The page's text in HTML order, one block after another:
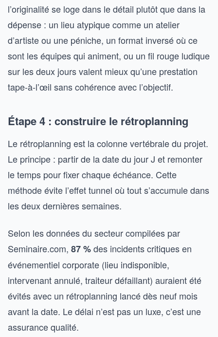
l’originalité se loge dans le détail plutôt que dans la
dépense : un lieu atypique comme un atelier
d’artiste ou une péniche, un format inversé où ce
sont les équipes qui animent, ou un fil rouge ludique
sur les deux jours valent mieux qu’une prestation
tape-à-l’œil sans cohérence avec l’objectif.
Étape 4 : construire le rétroplanning
Le rétroplanning est la colonne vertébrale du projet.
Le principe : partir de la date du jour J et remonter
le temps pour fixer chaque échéance. Cette
méthode évite l’effet tunnel où tout s’accumule dans
les deux dernières semaines.
Selon les données du secteur compilées par
Seminaire.com, 87 %des incidents critiques en
événementiel corporate (lieu indisponible,
intervenant annulé, traiteur défaillant) auraient été
évités avec un rétroplanning lancé dès neuf mois
avant la date. Le délai n’est pas un luxe, c’est une
assurance qualité.